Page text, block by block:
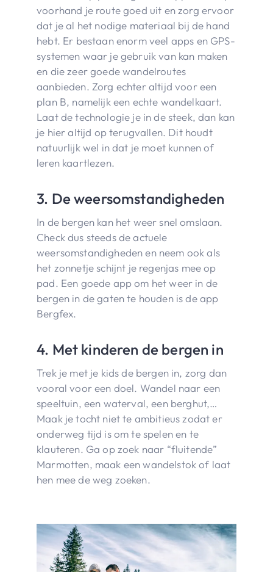
voorhand je route goed uit en zorg ervoor
dat je al het nodige materiaal bij de hand
hebt. Er bestaan enorm veel apps en GPS-
systemen waar je gebruik van kan maken
en die zeer goede wandelroutes
aanbieden. Zorg echter altijd voor een
plan B, namelijk een echte wandelkaart.
Laat de technologie je in de steek, dan kan
je hier altijd op terugvallen. Dit houdt
natuurlijk wel in dat je moet kunnen of
leren kaartlezen.
3. De weersomstandigheden
In de bergen kan het weer snel omslaan.
Check dus steeds de actuele
weersomstandigheden en neem ook als
het zonnetje schijnt je regenjas mee op
pad. Een goede app om het weer in de
bergen in de gaten te houden is de app
Bergfex.
4. Met kinderen de bergen in
Trek je met je kids de bergen in, zorg dan
vooral voor een doel. Wandel naar een
speeltuin, een waterval, een berghut,…
Maak je tocht niet te ambitieus zodat er
onderweg tijd is om te spelen en te
klauteren. Ga op zoek naar “fluitende”
Marmotten, maak een wandelstok of laat
hen mee de weg zoeken.